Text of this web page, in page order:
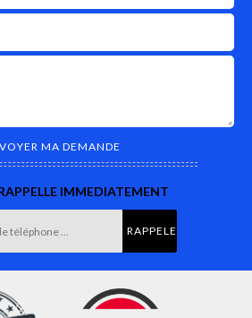
IMMEDIATEMENT